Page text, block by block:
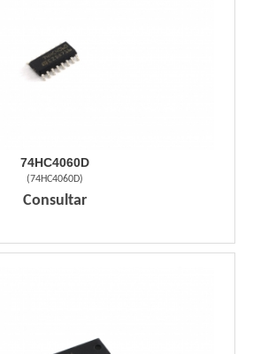
74HC4060D
(74HC4060D)
Consultar